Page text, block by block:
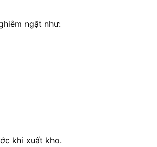
ngặt như:
khi xuất kho.